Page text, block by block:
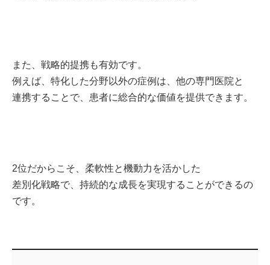
また、戦略的提携も有効です。
例えば、特化した分野以外の症例は、他の専門医院と
連携することで、患者に総合的な価値を提供できます。
2位だからこそ、柔軟性と機動力を活かした
差別化戦略で、持続的な成長を実現することができるの
です。